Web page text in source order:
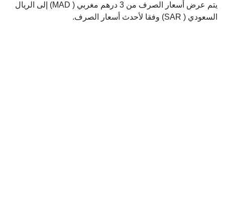
يتم عرض أسعار الصرف من 3 درهم مغربي ( MAD) إلى الريال
السعودي ( SAR) وفقا لأحدث أسعار الصرف.